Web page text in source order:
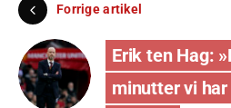
Forrige artikel
Erik ten Hag:
minutter vi